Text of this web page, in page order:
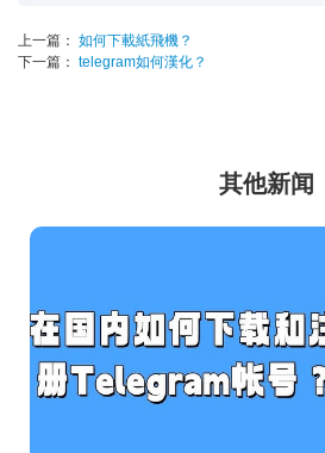
上一篇： 如何下載紙飛機？
下一篇： telegram如何漢化？
其他新闻